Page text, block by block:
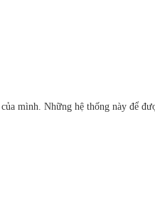
mình. Những hệ thống này để